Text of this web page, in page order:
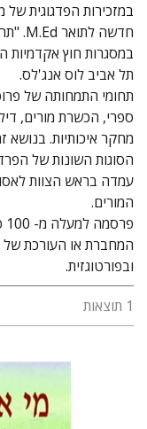
במזכירות הפדגוגית
חדשה לתואר M.Ed. "תרבות עם ישראל והוראתה במכללת אחוה. "
תל אביב לוס אנג'לס.
תחומי התמחותה של
ספרי, הכשרת מורים,
מחקר איכותיות. בנושא
הסוגות השונות של
עמדה בראש הצוות
המורים.
המחברת או העורכת
ובפורטוגזית.
1 תוצאות